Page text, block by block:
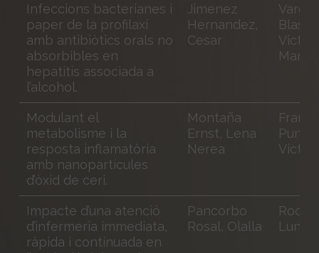
Infeccions bacterianes i
paper de la profilaxi
amb antibiòtics orals no
absorbibles en
hepatitis associada a
l’alcohol.
Jimenez
Hernandez,
Cesar
Vargas
Victor
Modulant el
metabolisme i la
resposta inflamatòria
amb nanopartícules
d’òxid de ceri.
Montaña
Ernst, Lena
Nerea
Victor
Impacte d’una atenció
d’infermeria immediata,
ràpida i continuada en
Pancorbo
Rosal, Olalla
Luna,